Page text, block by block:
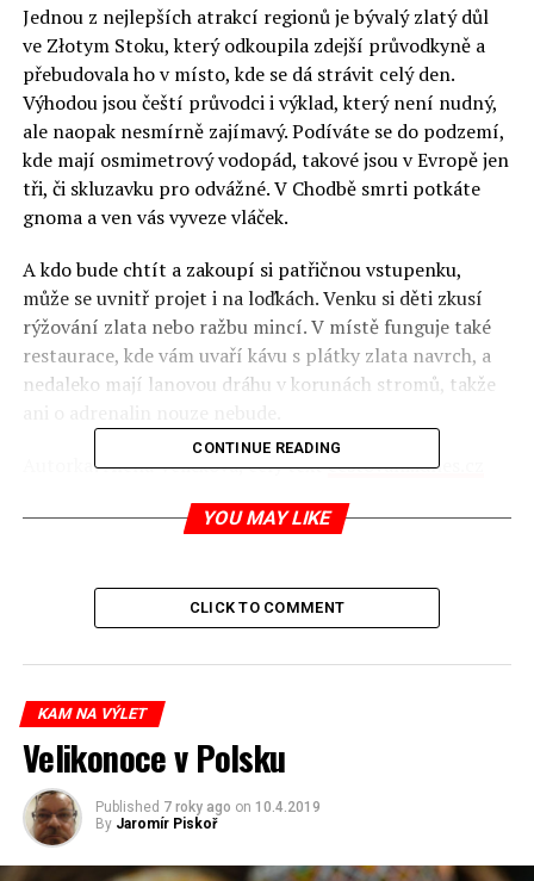
Jednou z nejlepších atrakcí regionů je bývalý zlatý důl
ve Złotym Stoku, který odkoupila zdejší průvodkyně a
přebudovala ho v místo, kde se dá strávit celý den.
Výhodou jsou čeští průvodci i výklad, který není nudný,
ale naopak nesmírně zajímavý. Podíváte se do podzemí,
kde mají osmimetrový vodopád, takové jsou v Evropě jen
tři, či skluzavku pro odvážné. V Chodbě smrti potkáte
gnoma a ven vás vyveze vláček.
A kdo bude chtít a zakoupí si patřičnou vstupenku,
může se uvnitř projet i na loďkách. Venku si děti zkusí
rýžování zlata nebo ražbu mincí. V místě funguje také
restaurace, kde vám uvaří kávu s plátky zlata navrch, a
nedaleko mají lanovou dráhu v korunách stromů, takže
Autorka: Alena Veličková, celý textcestovani.idnes.cz
Muzeum polské vodky
redaktor a editor polskodnes.cz
CONTINUE READING
YOU MAY LIKE
CLICK TO COMMENT
KAM NA VÝLET
Velikonoce v Polsku
Published 7 roky ago on 10.4.2019
By Jaromír Piskoř